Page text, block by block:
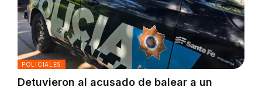
POLICIALES
Detuvieron al acusado de balear a un